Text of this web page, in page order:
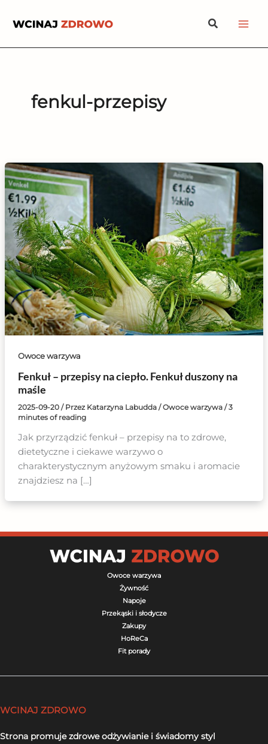
Szukaj
fenkul-przepisy
Owoce warzywa
Fenkuł – przepisy na ciepło. Fenkuł duszony na
maśle
2025-09-20 / Przez Katarzyna Labudda /Owoce warzywa/3
minutes of reading
Jak przyrządzić fenkuł – przepisy na to zdrowe,
dietetyczne i ciekawe warzywo o
charakterystycznym anyżowym smaku i aromacie
znajdziesz na […]
Owoce warzywa
Żywność
Napoje
Przekąski i słodycze
Zakupy
HoReCa
Fit porady
WCINAJ ZDROWO
Strona promuje zdrowe odżywianie i świadomy styl